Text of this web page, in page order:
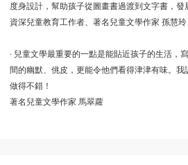
度身設計，幫助孩子從圖畫書過渡到文字書，發
資深兒童教育工作者、著名兒童文學作家 孫慧玲
‧ 兒童文學最重要的一點是能貼近孩子的生活，
間的幽默、佻皮，更能令他們看得津津有味。
做得不錯！
著名兒童文學作家 馬翠蘿